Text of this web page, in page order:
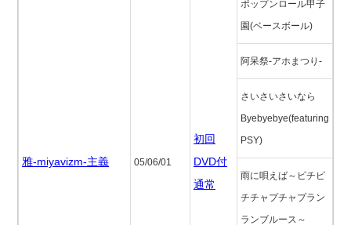
雅-miyavizm-主義 05/06/01
初回
DVD付
通常
ポップンロール甲子
園(ベースボール)
阿呆祭-アホまつり-
さいさいさいなら
Byebyebye(featuring
PSY)
雨に唄えば～ピチピ
チチャプチャプラン
ランブルース～